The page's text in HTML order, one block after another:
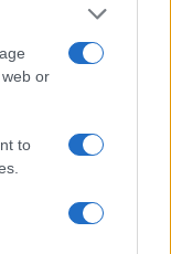
or
to
euros
texto…